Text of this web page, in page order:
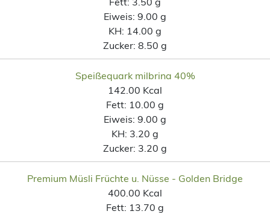
Eiweis: 9.00 g
KH: 14.00 g
Zucker: 8.50 g
Speißequark milbrina 40%
142.00 Kcal
Fett: 10.00 g
Eiweis: 9.00 g
KH: 3.20 g
Zucker: 3.20 g
Premium Müsli Früchte u. Nüsse - Golden Bridge
400.00 Kcal
Fett: 13.70 g